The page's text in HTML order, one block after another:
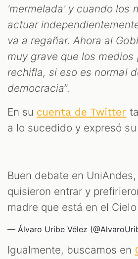
'mermelada' y cuando los
actuar
va a regañar. Ahora al
muy grave que los medios
rechifla, si eso es normal
democracia”.
En su cuenta de Twitter
a lo sucedido y expresó
Buen debate en
quisieron entrar y
madre que está en el Cielo
— Álvaro Uribe Vélez
Igualmente, buscamos en